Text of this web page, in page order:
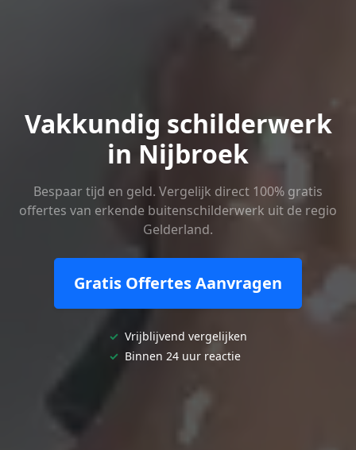
Vakkundig schilderwerk
in Nijbroek
Bespaar tijd en geld. Vergelijk direct 100% gratis
offertes van erkende buitenschilderwerk uit de regio
Gelderland.
Gratis Offertes Aanvragen
✓ Vrijblijvend vergelijken
✓ Binnen 24 uur reactie